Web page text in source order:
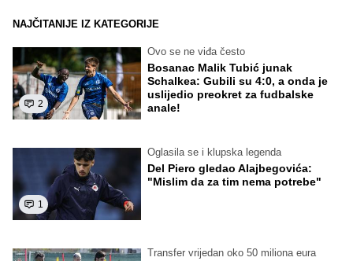
NAJČITANIJE IZ KATEGORIJE
2
Ovo se ne viđa često
Bosanac Malik Tubić junak
Schalkea: Gubili su 4:0, a onda je
uslijedio preokret za fudbalske
anale!
1
Oglasila se i klupska legenda
Del Piero gledao Alajbegovića:
"Mislim da za tim nema potrebe"
Transfer vrijedan oko 50 miliona eura